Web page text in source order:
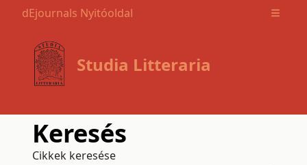
dEjournals Nyitóoldal Open
Studia Litteraria
Keresés
Cikkek keresése